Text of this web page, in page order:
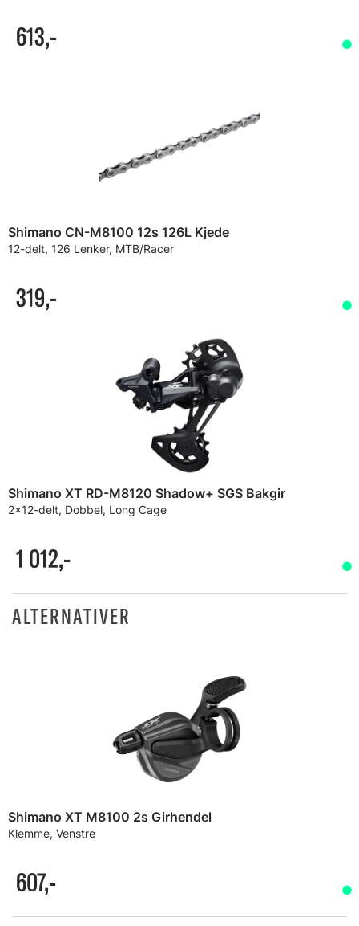
613,-
Shimano CN-M8100 12s 126L Kjede
12-delt, 126 Lenker, MTB/Racer
319,-
Shimano XT RD-M8120 Shadow+ SGS Bakgir
2x12-delt, Dobbel, Long Cage
1 012,-
ALTERNATIVER
Shimano XT M8100 2s Girhendel
Klemme, Venstre
607,-